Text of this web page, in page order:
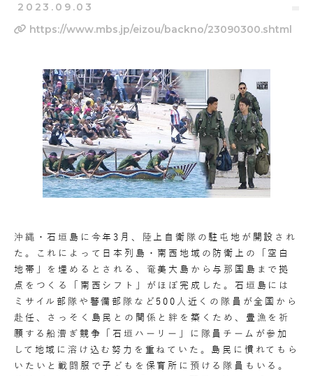
2023.09.03
https://www.mbs.jp/eizou/backno/23090300.shtml
沖縄・石垣島に今年3月、陸上自衛隊の駐屯地が開設され
た。これによって日本列島・南西地域の防衛上の「空白
地帯」を埋めるとされる、奄美大島から与那国島まで拠
点をつくる「南西シフト」がほぼ完成した。石垣島には
ミサイル部隊や警備部隊など500人近くの隊員が全国から
赴任、さっそく島民との関係と絆を築くため、豊漁を祈
願する船漕ぎ競争「石垣ハーリー」に隊員チームが参加
して地域に溶け込む努力を重ねていた。島民に慣れてもら
いたいと戦闘服で子どもを保育所に預ける隊員もいる。